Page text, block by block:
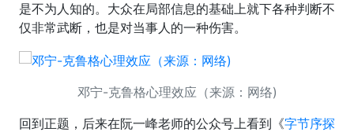
是不为人知的。大众在局部信息的基础上就下各种判断不
仅非常武断，也是对当事人的一种伤害。
邓宁-克鲁格心理效应（来源：网络)
回到正题，后来在阮一峰老师的公众号上看到《字节序探